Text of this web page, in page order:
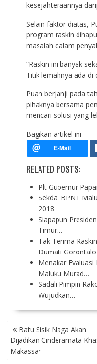
kesejahteraannya
Selain faktor diatas,
program raskin
masalah dalam
“Raskin ini banyak
Titik lemahnya ada di
Puan berjanji pada
pihaknya bersama
mencari solusi yang
Bagikan artikel ini
RELATED POSTS:
Plt Gubernur
Sekda: BPNT
2018
Siapapun
Timur…
Tak Terima
Dumati Gorontalo
Menakar
Maluku Murad…
Sadali Pimpin
Wujudkan…
P
O
S
T
Batu Sisik Naga Akan
Dijadikan Cinderamata
Makassar